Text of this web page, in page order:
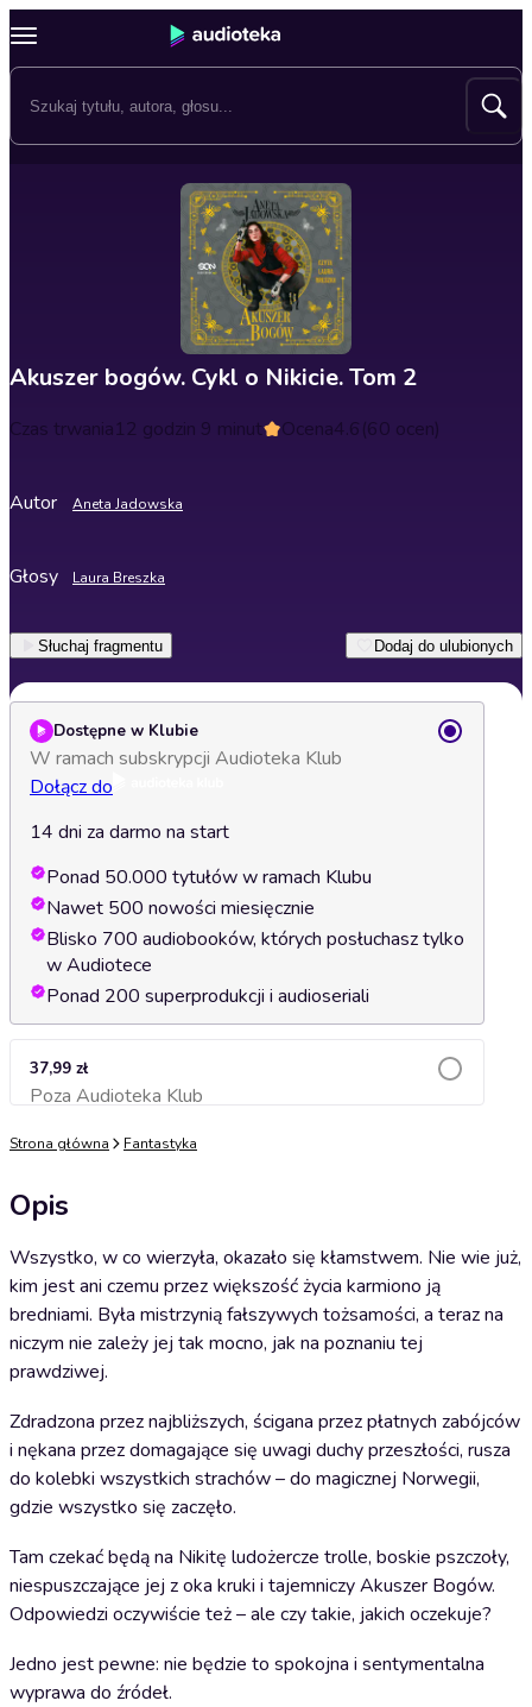
Akuszer bogów. Cykl o Nikicie. Tom 2
Czas trwania12 godzin 9 minut Ocena4.6(60 ocen)
Autor Aneta Jadowska
Głosy Laura Breszka
Słuchaj fragmentu Dodaj do ulubionych
Dostępne w Klubie
W ramach subskrypcji Audioteka Klub
Dołącz do
14 dni za darmo na start
Ponad 50.000 tytułów w ramach Klubu
Nawet 500 nowości miesięcznie
Blisko 700 audiobooków, których posłuchasz tylko
w Audiotece
Ponad 200 superprodukcji i audioseriali
37,99 zł
Poza Audioteka KlubDodaj do koszyka
Strona główna Fantastyka
Opis
Wszystko, w co wierzyła, okazało się kłamstwem. Nie wie już,
kim jest ani czemu przez większość życia karmiono ją
bredniami. Była mistrzynią fałszywych tożsamości, a teraz na
niczym nie zależy jej tak mocno, jak na poznaniu tej
prawdziwej.
Zdradzona przez najbliższych, ścigana przez płatnych zabójców
i nękana przez domagające się uwagi duchy przeszłości, rusza
do kolebki wszystkich strachów – do magicznej Norwegii,
gdzie wszystko się zaczęło.
Tam czekać będą na Nikitę ludożercze trolle, boskie pszczoły,
niespuszczające jej z oka kruki i tajemniczy Akuszer Bogów.
Odpowiedzi oczywiście też – ale czy takie, jakich oczekuje?
Jedno jest pewne: nie będzie to spokojna i sentymentalna
wyprawa do źródeł.